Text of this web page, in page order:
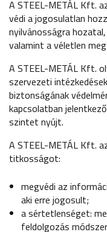
A STEEL-METÁL Kft.
védi a jogosulatlan
nyilvánosságra
valamint a véletlen
A STEEL-METÁL Kft.
szervezeti
biztonságának
kapcsolatban
szintet nyújt.
A STEEL-METÁL Kft.
titkosságot:
megvédi az
aki erre jogosult;
a sértetlenséget:
feldolgozás